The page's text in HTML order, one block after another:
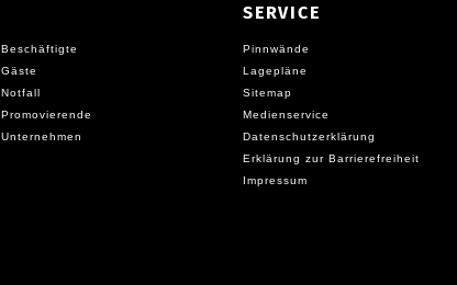
Beschäftigte
Gäste
Notfall
Promovierende
Unternehmen
SERVICE
Pinnwände
Lagepläne
Sitemap
Medienservice
Datenschutzerklärung
Erklärung zur Barrierefreiheit
Impressum